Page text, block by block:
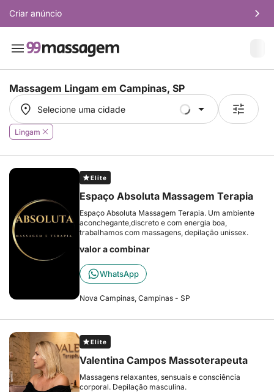
Criar anúncio
Massagem Lingam em Campinas, SP
Selecione uma cidade
Selecione uma cidade
Lingam
Elite
Espaço Absoluta Massagem Terapia
Espaço Absoluta Massagem Terapia. Um ambiente
aconchegante,discreto e com energia boa,
trabalhamos com massagens, depilação unissex.
valor a combinar
WhatsApp
Nova Campinas, Campinas - SP
Elite
Valentina Campos Massoterapeuta
Massagens relaxantes, sensuais e consciência
corporal. Depilação masculina.